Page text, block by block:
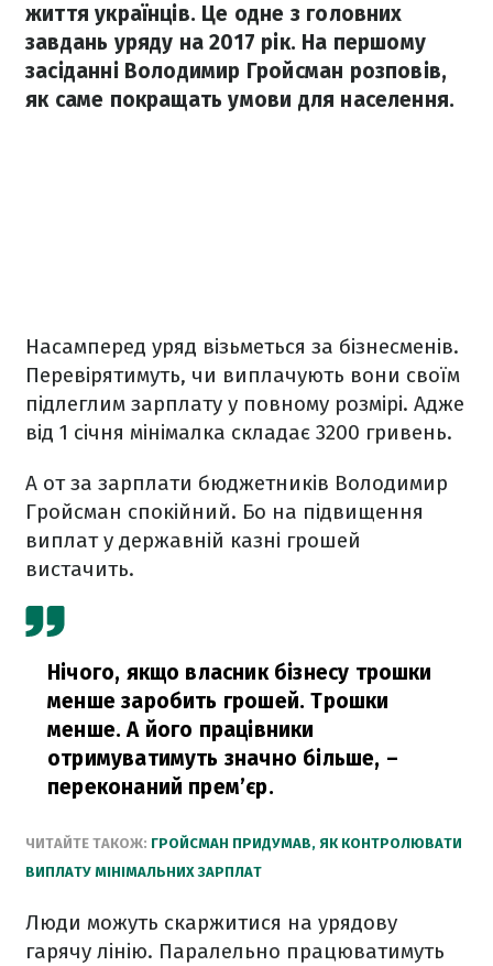
життя українців. Це одне з головних
завдань уряду на 2017 рік. На першому
засіданні Володимир Гройсман розповів,
як саме покращать умови для населення.
Насамперед уряд візьметься за бізнесменів.
Перевірятимуть, чи виплачують вони своїм
підлеглим зарплату у повному розмірі. Адже
від 1 січня мінімалка складає 3200 гривень.
А от за зарплати бюджетників Володимир
Гройсман спокійний. Бо на підвищення
виплат у державній казні грошей
вистачить.
Нічого, якщо власник бізнесу трошки
менше заробить грошей. Трошки
менше. А його працівники
отримуватимуть значно більше, –
переконаний прем’єр.
ЧИТАЙТЕ ТАКОЖ: ГРОЙСМАН ПРИДУМАВ, ЯК КОНТРОЛЮВАТИ
ВИПЛАТУ МІНІМАЛЬНИХ ЗАРПЛАТ
Люди можуть скаржитися на урядову
гарячу лінію. Паралельно працюватимуть